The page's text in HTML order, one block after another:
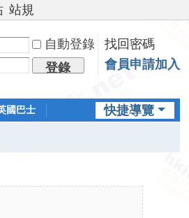
站規
自動登錄
找回密碼
登錄 會員申請加入
快捷導覽
國巴士